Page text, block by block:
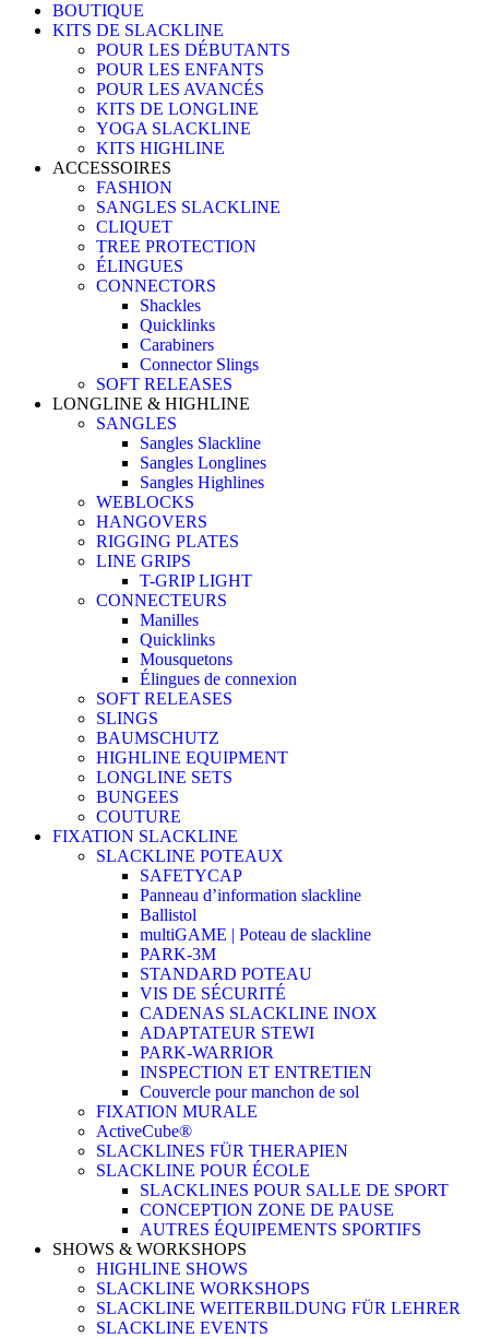
BOUTIQUE
KITS DE SLACKLINE
POUR LES DÉBUTANTS
POUR LES ENFANTS
POUR LES AVANCÉS
KITS DE LONGLINE
YOGA SLACKLINE
KITS HIGHLINE
ACCESSOIRES
FASHION
SANGLES SLACKLINE
CLIQUET
TREE PROTECTION
ÉLINGUES
CONNECTORS
Shackles
Quicklinks
Carabiners
Connector Slings
SOFT RELEASES
LONGLINE & HIGHLINE
SANGLES
Sangles Slackline
Sangles Longlines
Sangles Highlines
WEBLOCKS
HANGOVERS
RIGGING PLATES
LINE GRIPS
T-GRIP LIGHT
CONNECTEURS
Manilles
Quicklinks
Mousquetons
Élingues de connexion
SOFT RELEASES
SLINGS
BAUMSCHUTZ
HIGHLINE EQUIPMENT
LONGLINE SETS
BUNGEES
COUTURE
FIXATION SLACKLINE
SLACKLINE POTEAUX
SAFETYCAP
Panneau d’information slackline
Ballistol
multiGAME | Poteau de slackline
PARK-3M
STANDARD POTEAU
VIS DE SÉCURITÉ
CADENAS SLACKLINE INOX
ADAPTATEUR STEWI
PARK-WARRIOR
INSPECTION ET ENTRETIEN
Couvercle pour manchon de sol
FIXATION MURALE
ActiveCube®
SLACKLINES FÜR THERAPIEN
SLACKLINE POUR ÉCOLE
SLACKLINES POUR SALLE DE SPORT
CONCEPTION ZONE DE PAUSE
AUTRES ÉQUIPEMENTS SPORTIFS
SHOWS & WORKSHOPS
HIGHLINE SHOWS
SLACKLINE WORKSHOPS
SLACKLINE WEITERBILDUNG FÜR LEHRER
SLACKLINE EVENTS